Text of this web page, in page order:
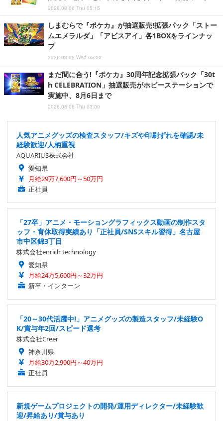
2026.08.06 Thu 05:15
しまむらで『ポケカ』が抽選販売!拡張パック「ストー
ムエメラルダ」「アビスアイ」各1BOXをラインナッ
プ
2026.08.05 Wed 05:00
まだ間に合う!『ポケカ』30周年記念拡張パック「30t
h CELEBRATION」抽選販売がホビーステーションで
実施中、8月6日まで
2026.08.06 Thu 03:00
人気アニメグッズの検査スタッフ/キズや印刷ずれを確認/未
経験歓迎/人柄重視
AQUARIUS株式会社
愛知県
月給29万7,600円～50万円
正社員
「27卒」アニメ・モーショングラフィックス動画の制作スタ
ッフ・育休取得実績あり「正社員/SNSスキル習得」名古屋
市中区錦3丁目
株式会社enrich technology
愛知県
月給24万5,600円～32万円
新卒・インターン
「20～30代活躍中!」アニメグッズの製造スタッフ/未経験O
K/賞与年2回/スピード選考
株式会社Creer
神奈川県
月給30万2,900円～40万円
正社員
新規ゲームプロジェクトの開発/運用ディレクター/未経験歓
迎/昇給あり/賞与あり